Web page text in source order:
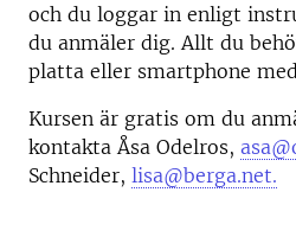
och du loggar in enligt
du anmäler dig. Allt du
platta eller smartphone
Kursen är gratis om du
kontakta Åsa Odelros,
Schneider, lisa@berga.net.